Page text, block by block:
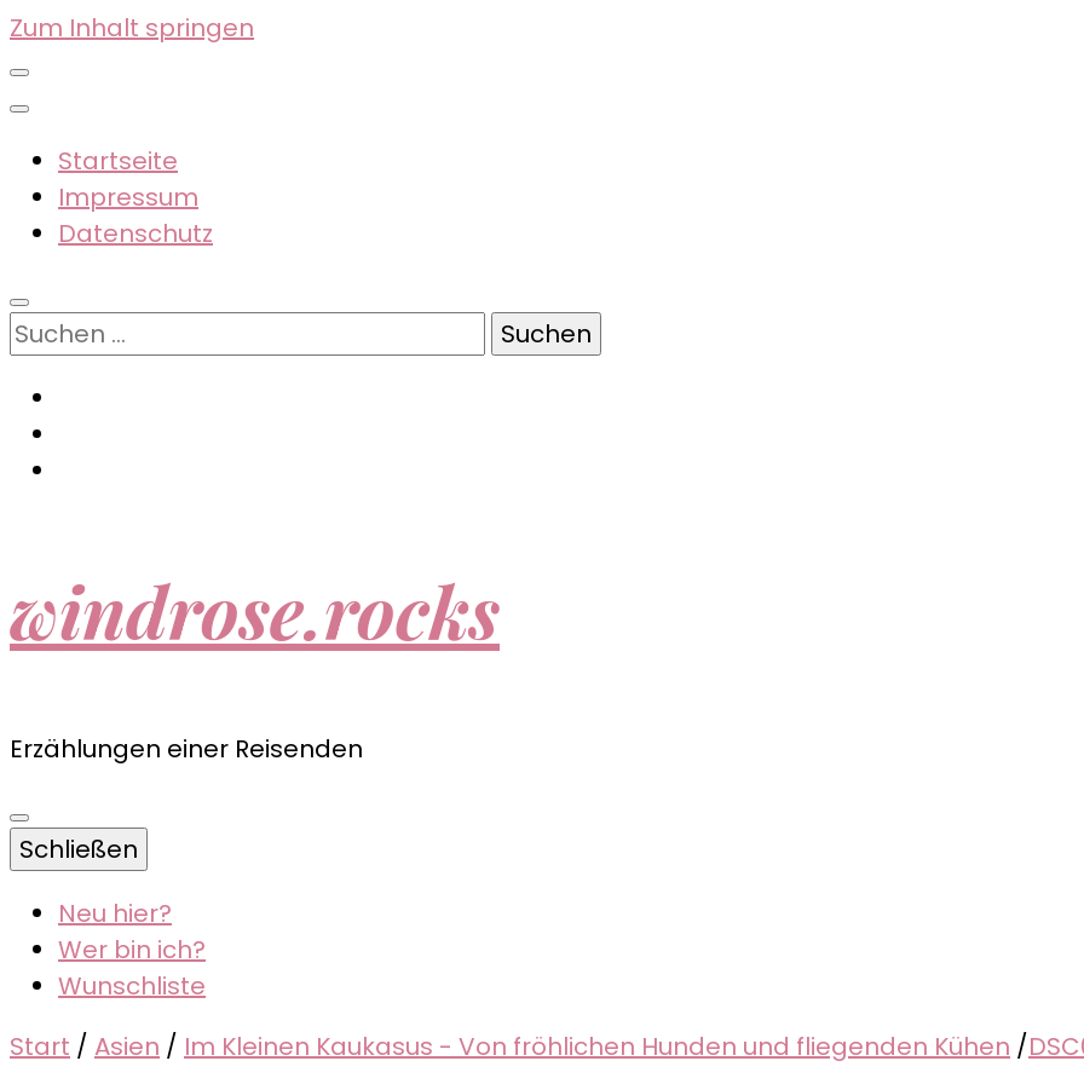
Zum Inhalt springen
Startseite
Impressum
Datenschutz
Suchen
nach:
windrose.rocks
Erzählungen einer Reisenden
Schließen
Neu hier?
Wer bin ich?
Wunschliste
Start / Asien / Im Kleinen Kaukasus - Von fröhlichen Hunden und fliegenden Kühen /